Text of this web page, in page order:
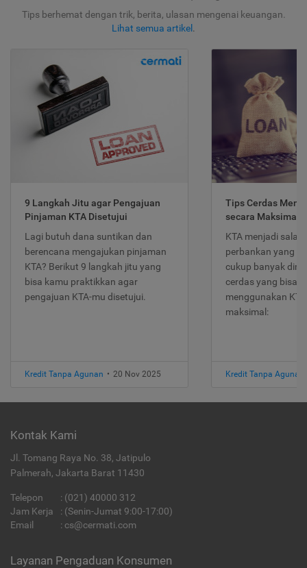
Tips berhemat dengan trik, berita, ulasan mengenai keuangan.
Lihat semua artikel .
9 Langkah Jitu agar Pengajuan
Pinjaman KTA Disetujui
Lagi butuh dana suntikan dan
berencana mengajukan pinjaman
KTA? Berikut 9 langkah jitu yang
bisa kamu praktikkan agar
pengajuan KTA-mu disetujui.
Kredit Tanpa Agunan • 20 Nov 2025
Tips Cerdas
secara Maksimal
KTA menjadi
perbankan yang
cukup banyak
cerdas yang bisa
menggunakan
maksimal:
Kredit Tanpa Agunan
Kontak Kami
Jl. Tomang Raya No. 38, Jatipulo
Palmerah, Jakarta Barat 11430
Telepon : (021) 40000 312
Jam Kerja
: (Senin-Jumat 9:00-17:00)
Email
: cs@cermati.com
Layanan Pengaduan Konsumen